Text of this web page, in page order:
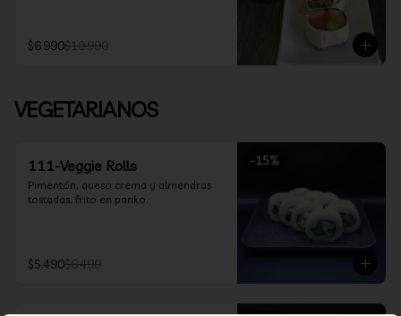
$6.990$10.990
VEGETARIANOS
-15%
111-Veggie Rolls
Pimentón, queso crema y almendras
tostadas, frito en panko.
$5.490$6.490